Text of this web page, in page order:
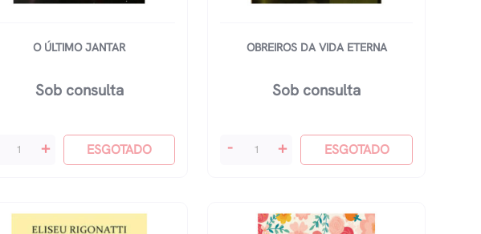
O ÚLTIMO JANTAR
Sob consulta
+ ESGOTADO
OBREIROS DA VIDA ETERNA
Sob consulta
Obreiros
quantidade
- + ESGOTADO